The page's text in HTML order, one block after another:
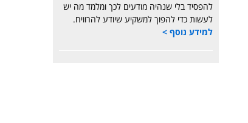
להפסיד בלי שנהיה מודעים לכך ומלמד מה יש
לעשות כדי להפוך למשקיע שיודע להרוויח.
למידע נוסף >